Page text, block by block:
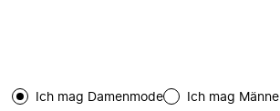
Ich mag Damenmode Ich mag